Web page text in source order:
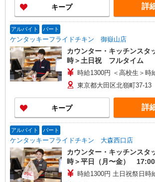
キープ 詳
アルバイト パート
ケンタッキーフライドチキン 御嶽山店
カウンター・キッチンスタ
時＞土日祝 フルタイム
時給1300円 ＜高校生＞時
東京都大田区北嶺町37-13
キープ 詳
アルバイト パート
ケンタッキーフライドチキン 大森西口店
カウンター・キッチンスタ
時＞平日（月〜金）
時給1300円 土日祝祭日時